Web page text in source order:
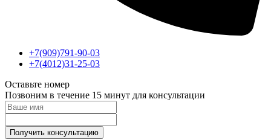
+7(909)791-90-03
+7(4012)31-25-03
Оставьте номер
Позвоним в течение 15 минут для консультации
Получить консультацию